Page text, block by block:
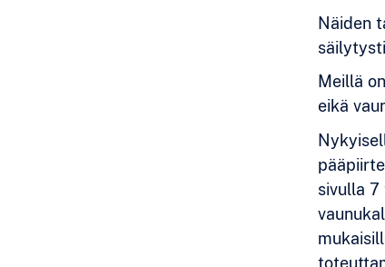
Näiden
Meillä
eikä
sivulla 7